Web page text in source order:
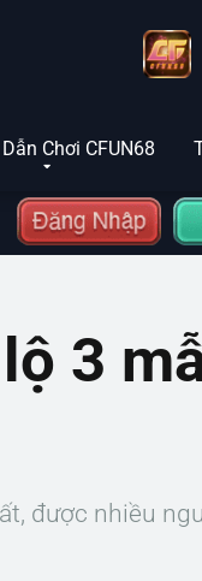
Chơi CFUN68
3
được nhiều